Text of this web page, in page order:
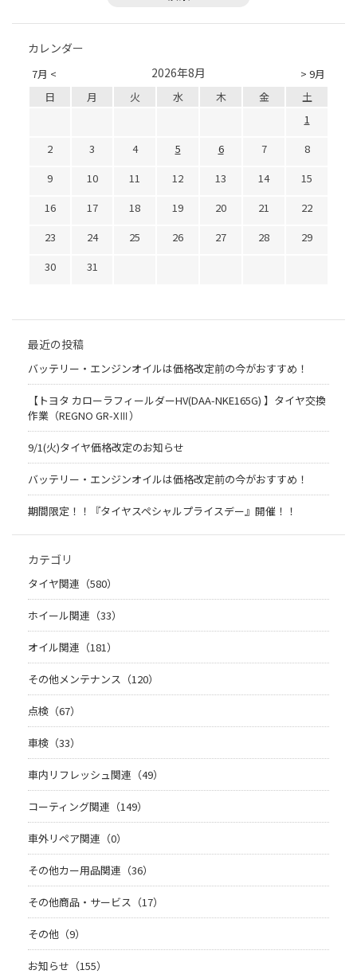
カレンダー
7月 < > 9月
2026年8月
日 月 火 水 木 金
土
1
2
3 4 5 6 7
8
9
10 11 12 13 14
15
16
17 18 19 20 21
22
23
24 25 26 27 28
29
30
31
最近の投稿
バッテリー・エンジンオイルは価格改定前の今がおすすめ！
【トヨタ カローラフィールダーHV(DAA-NKE165G) 】タイヤ交換
作業（REGNO GR-XⅢ）
9/1(火)タイヤ価格改定のお知らせ
バッテリー・エンジンオイルは価格改定前の今がおすすめ！
期間限定！！『タイヤスペシャルプライスデー』開催！！
カテゴリ
タイヤ関連（580）
ホイール関連（33）
オイル関連（181）
その他メンテナンス（120）
点検（67）
車検（33）
車内リフレッシュ関連（49）
コーティング関連（149）
車外リペア関連（0）
その他カー用品関連（36）
その他商品・サービス（17）
その他（9）
お知らせ（155）